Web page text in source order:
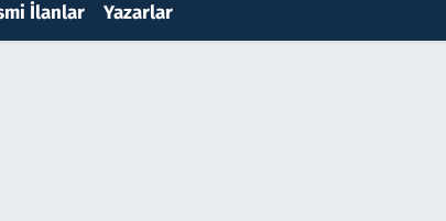
İlanlar Yazarlar